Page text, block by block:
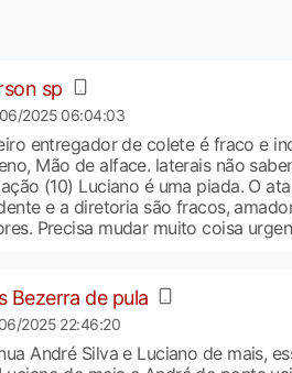
sp
2025 06:04:03
entregador de colete é fraco e
Mão de alface. laterais não
(10) Luciano é uma piada. O
e a diretoria são fracos,
Precisa mudar muito coisa
Bezerra de pula
2025 22:46:20
André Silva e Luciano de mais,